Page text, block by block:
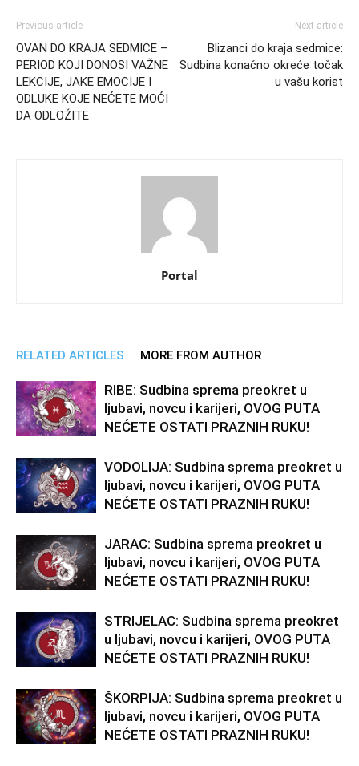
Previous article
OVAN DO KRAJA SEDMICE –
PERIOD KOJI DONOSI VAŽNE
LEKCIJE, JAKE EMOCIJE I
ODLUKE KOJE NEĆETE MOĆI
DA ODLOŽITE
Next article
Blizanci do kraja sedmice:
Sudbina konačno okreće točak
u vašu korist
Portal
RELATED ARTICLES MORE FROM AUTHOR
RIBE: Sudbina sprema preokret u
ljubavi, novcu i karijeri, OVOG PUTA
NEĆETE OSTATI PRAZNIH RUKU!
VODOLIJA: Sudbina sprema preokret u
ljubavi, novcu i karijeri, OVOG PUTA
NEĆETE OSTATI PRAZNIH RUKU!
JARAC: Sudbina sprema preokret u
ljubavi, novcu i karijeri, OVOG PUTA
NEĆETE OSTATI PRAZNIH RUKU!
STRIJELAC: Sudbina sprema preokret
u ljubavi, novcu i karijeri, OVOG PUTA
NEĆETE OSTATI PRAZNIH RUKU!
ŠKORPIJA: Sudbina sprema preokret u
ljubavi, novcu i karijeri, OVOG PUTA
NEĆETE OSTATI PRAZNIH RUKU!